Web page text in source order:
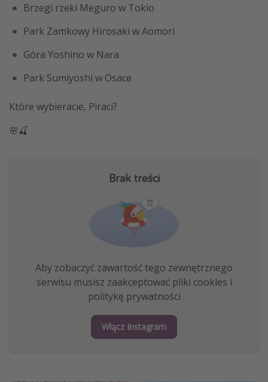
Brzegi rzeki Meguro w Tokio
Park Zamkowy Hirosaki w Aomori
Góra Yoshino w Nara
Park Sumiyoshi w Osace
Które wybieracie, Piraci?
🌸🍒
Brak treści
Aby zobaczyć zawartość tego zewnętrznego
serwisu musisz zaakceptować pliki cookies i
politykę prywatności
Włącz Instagram